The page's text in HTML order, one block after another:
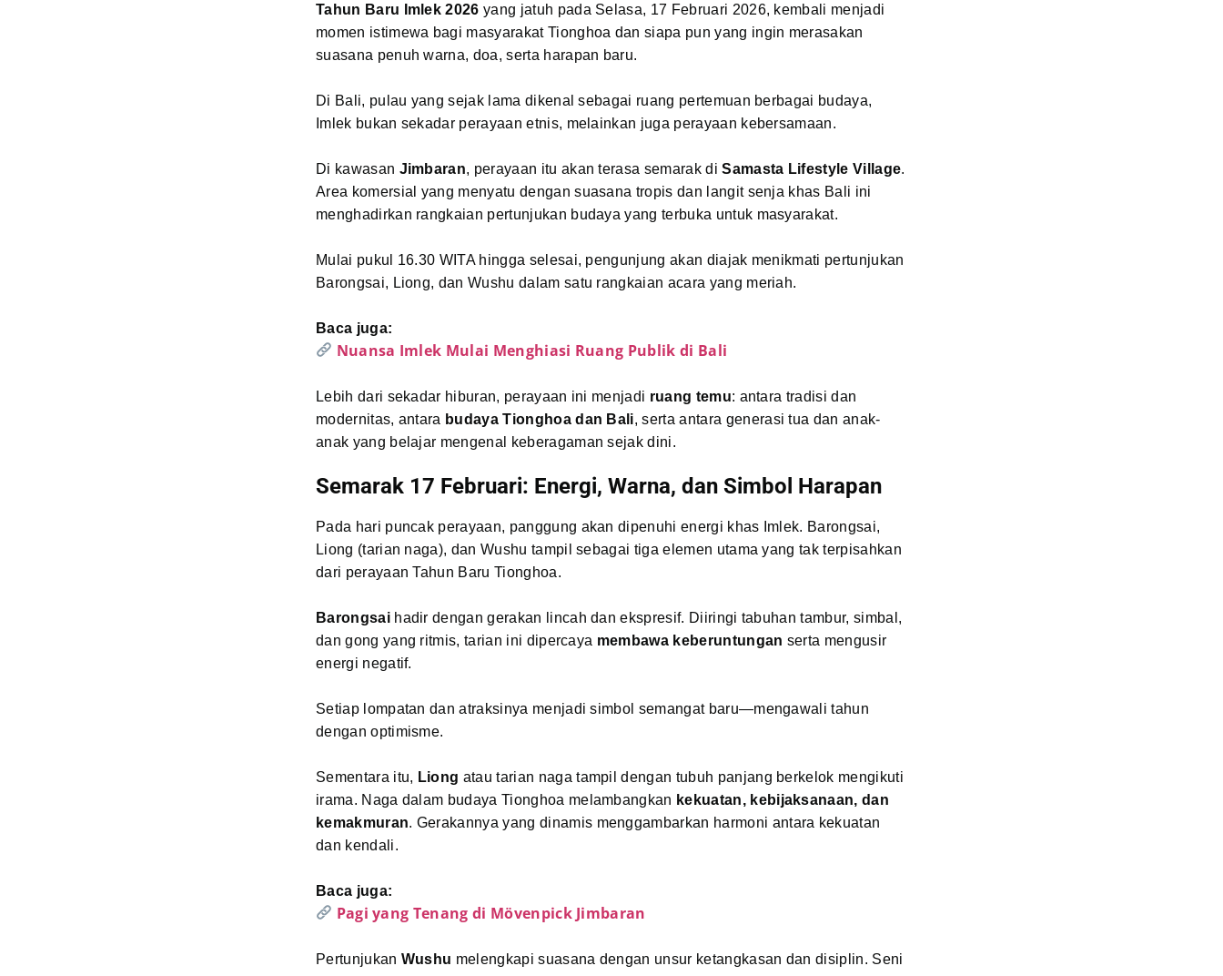
Tahun Baru Imlek 2026 yang jatuh pada Selasa, 17 Februari 2026, kembali menjadi
momen istimewa bagi masyarakat Tionghoa dan siapa pun yang ingin merasakan
suasana penuh warna, doa, serta harapan baru.
Di Bali, pulau yang sejak lama dikenal sebagai ruang pertemuan berbagai budaya,
Imlek bukan sekadar perayaan etnis, melainkan juga perayaan kebersamaan.
Di kawasan Jimbaran, perayaan itu akan terasa semarak diSamasta Lifestyle Village.
Area komersial yang menyatu dengan suasana tropis dan langit senja khas Bali ini
menghadirkan rangkaian pertunjukan budaya yang terbuka untuk masyarakat.
Mulai pukul 16.30 WITA hingga selesai, pengunjung akan diajak menikmati pertunjukan
Barongsai, Liong, dan Wushu dalam satu rangkaian acara yang meriah.
Baca juga:
Nuansa Imlek Mulai Menghiasi Ruang Publik di Bali
Lebih dari sekadar hiburan, perayaan ini menjadi ruang temu: antara tradisi dan
modernitas, antara budaya Tionghoa dan Bali, serta antara generasi tua dan anak-
anak yang belajar mengenal keberagaman sejak dini.
Semarak 17 Februari: Energi, Warna, dan Simbol Harapan
Pada hari puncak perayaan, panggung akan dipenuhi energi khas Imlek. Barongsai,
Liong (tarian naga), dan Wushu tampil sebagai tiga elemen utama yang tak terpisahkan
dari perayaan Tahun Baru Tionghoa.
Barongsaihadir dengan gerakan lincah dan ekspresif. Diiringi tabuhan tambur, simbal,
dan gong yang ritmis, tarian ini dipercaya membawa keberuntungan serta mengusir
energi negatif.
Setiap lompatan dan atraksinya menjadi simbol semangat baru—mengawali tahun
dengan optimisme.
Sementara itu, Liong atau tarian naga tampil dengan tubuh panjang berkelok mengikuti
irama. Naga dalam budaya Tionghoa melambangkan kekuatan, kebijaksanaan, dan
kemakmuran. Gerakannya yang dinamis menggambarkan harmoni antara kekuatan
dan kendali.
Baca juga:
Pagi yang Tenang di Mövenpick Jimbaran
Pertunjukan Wushu melengkapi suasana dengan unsur ketangkasan dan disiplin. Seni